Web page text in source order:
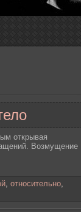
открывая
Возмущение
, относительно,